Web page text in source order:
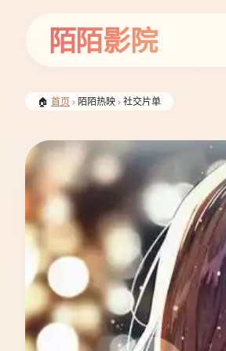
陌陌影院
🏠 首页› 陌陌热映› 社交片单